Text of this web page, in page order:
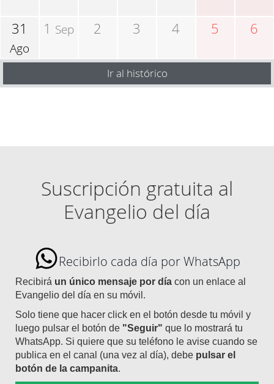
31
Ago
1 Sep 2 3 4 5 6
Ir al histórico
Suscripción gratuita al
Evangelio del día
Recibirlo cada día por WhatsApp
Recibirá un único mensaje por día con un enlace al
Evangelio del día en su móvil.
Solo tiene que hacer click en el botón desde tu móvil y
luego pulsar el botón de "Seguir" que lo mostrará tu
WhatsApp. Si quiere que su teléfono le avise cuando se
publica en el canal (una vez al día), debe pulsar el
botón de la campanita.